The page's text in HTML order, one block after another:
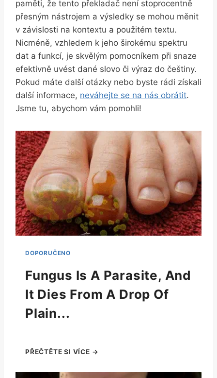
paměti, že tento překladač není stoprocentně
přesným nástrojem a výsledky se mohou měnit
v závislosti na kontextu a použitém textu.
Nicméně, vzhledem k jeho širokému spektru
dat a funkcí, je skvělým pomocníkem při snaze
efektivně uvést dané slovo či výraz do češtiny.
Pokud máte další otázky nebo byste rádi získali
další informace, neváhejte se na nás obrátit.
Jsme tu, abychom vám pomohli!
Fungus Is A Parasite, And
It Dies From A Drop Of
Plain...